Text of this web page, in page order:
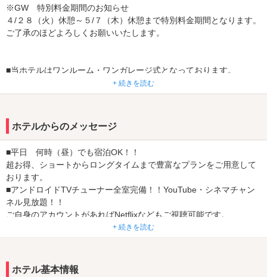
※GW 特別料金期間のお知らせ
４/２８（火）休憩～５/７（木）休憩まで特別料金期間となります。
ご了承のほどよろしくお願いいたします。
■当ホテルはワンルーム・ワンガレージ式となっております。
フロントロビースペースが無く、駐車場から階段でお部屋に直行で
きますので
☆大好評☆
入って一番奥のお部屋ですよ!!
■金曜日のご宿泊が断然お得♪
他店とは違い、割り増し料金は頂きません!!
※祝前日、特別期間（年末年始・ゴールデンウィーク・夏期・その
他ホテルが定める期間）は特別料金となります。
当店が定める期間は普段の料金プランとは異なりますので予めご了
■その日から使える！新規メンバー大募集！！
+ 続きを読む
ホテルからのメッセージ
■平日 何時（昼）でも宿泊OK！！
超お得、ショートからロングタイムまで豊富なプランをご用意して
おります。
■アンドロイドTVチューナー全室完備！！YouTube・シネマチャン
ネル見放題！！
ご自身のアカウントがあればNetflixなどもご視聴可能です。
■特典盛りだくさん、公式LINE・各種イベント開催中！！
■各種キャッシュレス決済対応！！（詳しくはお問い合わせくださ
+ 続きを読む
ホテル基本情報